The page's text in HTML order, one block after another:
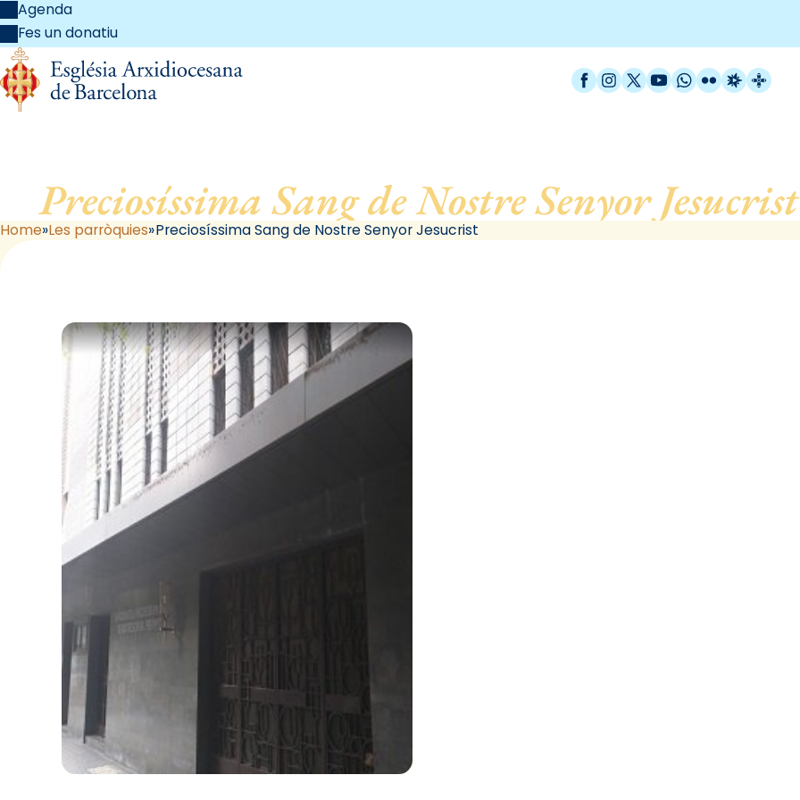
Agenda
Fes un donatiu
Facebook
Instagram
X / Twitter
YouTube
WhatsApp
FlickrRadio
Preciosíssima Sang de Nostre Senyor Jesucrist
Home Les parròquies Preciosíssima Sang de Nostre Senyor Jesucrist